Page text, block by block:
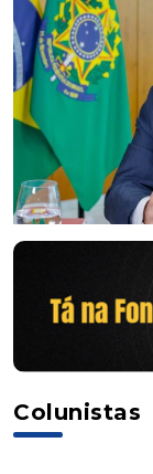
Colunistas